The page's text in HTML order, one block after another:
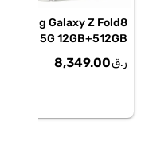
Galaxy Z Fold8
Ultra 5G 12GB+512GB
Smartphone, SM-
F976BZWOMEA
ر.ق8,349.00